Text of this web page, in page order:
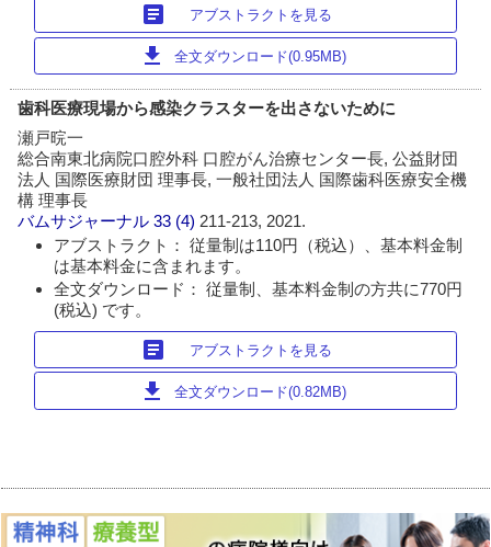
article アブストラクトを見る
download 全文ダウンロード(0.95MB)
歯科医療現場から感染クラスターを出さないために
瀬戸晥一
総合南東北病院口腔外科 口腔がん治療センター長, 公益財団
法人 国際医療財団 理事長, 一般社団法人 国際歯科医療安全機
構 理事長
バムサジャーナル 33 (4) 211-213, 2021.
アブストラクト： 従量制は110円（税込）、基本料金制
は基本料金に含まれます。
全文ダウンロード： 従量制、基本料金制の方共に770円
(税込) です。
article アブストラクトを見る
download 全文ダウンロード(0.82MB)